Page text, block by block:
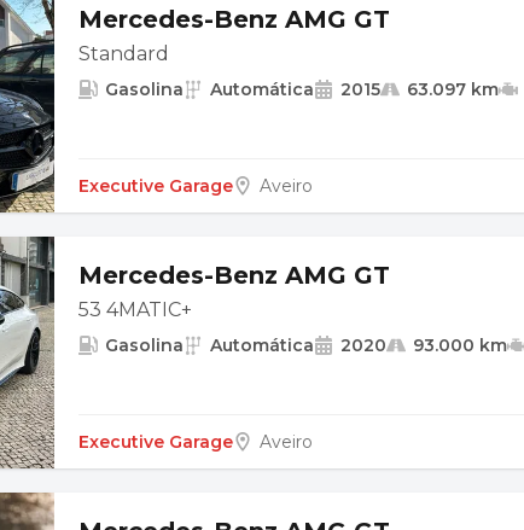
Mercedes-Benz AMG GT
Standard
Gasolina Automática 2015 63.097 km
Executive Garage Aveiro
Mercedes-Benz AMG GT
53 4MATIC+
Gasolina Automática 2020 93.000 km
Executive Garage Aveiro